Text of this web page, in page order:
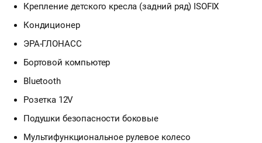
Крепление детского кресла (задний ряд) ISOFIX
Кондиционер
ЭРА-ГЛОНАСС
Бортовой компьютер
Bluetooth
Розетка 12V
Подушки безопасности боковые
Мультифункциональное рулевое колесо